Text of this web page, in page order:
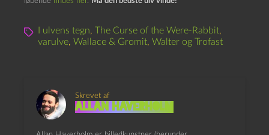
I ulvens tegn, The Curse of the Were-Rabbit,
varulve, Wallace & Gromit, Walter og Trofast
Skrevet af
Allan Haverholm